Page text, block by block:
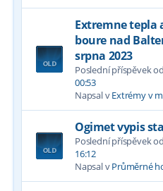
Extremne tepla
boure nad
srpna 2023
Poslední příspěvek od
00:53
Napsal vExtrémy v
Ogimet vypis
Poslední příspěvek od
16:12
Napsal vPrůměrné